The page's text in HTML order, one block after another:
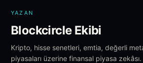
YAZAN
Blockcircle Ekibi
Kripto, hisse senetleri, emtia, değerli
piyasaları üzerine finansal piyasa zekâsı.